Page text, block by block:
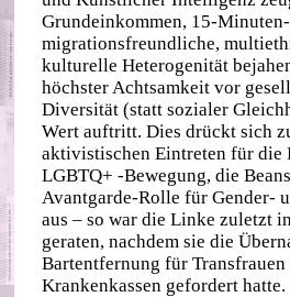
Grundeinkommen,
migrationsfreundliche,
kulturelle Heterogenität
höchster Achtsamkeit vor
Diversität (statt sozialer
Wert auftritt. Dies drückt sich
aktivistischen Eintreten für die
LGBTQ+ ‑Bewegung, die
Avantgarde‐​Rolle für Gender‐
aus – so war die Linke zuletzt
geraten, nachdem sie die
Bartentfernung für Transfrauen
Krankenkassen gefordert hatte.